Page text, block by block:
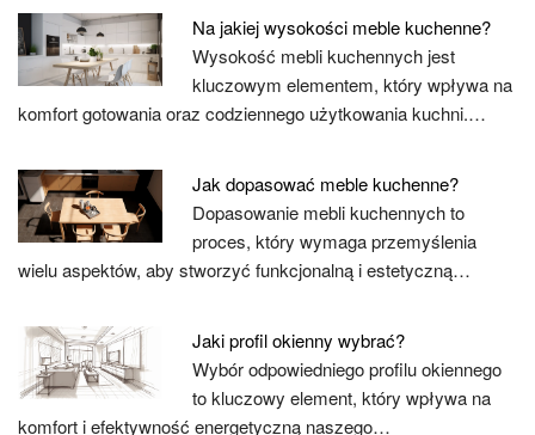
Na jakiej wysokości meble kuchenne?
Wysokość mebli kuchennych jest
kluczowym elementem, który wpływa na
komfort gotowania oraz codziennego użytkowania kuchni.…
Jak dopasować meble kuchenne?
Dopasowanie mebli kuchennych to
proces, który wymaga przemyślenia
wielu aspektów, aby stworzyć funkcjonalną i estetyczną…
Jaki profil okienny wybrać?
Wybór odpowiedniego profilu okiennego
to kluczowy element, który wpływa na
komfort i efektywność energetyczną naszego…